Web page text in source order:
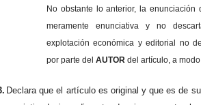
No obstante lo anterior, la enunciación
meramente enunciativa y no
explotación económica y editorial no
por parte del AUTORdel artículo, a
Declara que el artículo es original y que es de